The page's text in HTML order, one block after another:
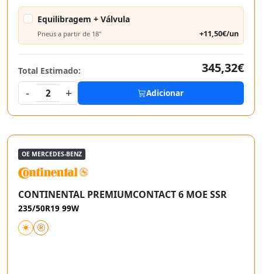
Equilibragem + Válvula
Pneus a partir de 18" +11,50€/un
Total Estimado:
345,32€
-
2 + Adicionar
OE MERCEDES-BENZ
CONTINENTAL PREMIUMCONTACT 6 MOE SSR
235/50R19 99W